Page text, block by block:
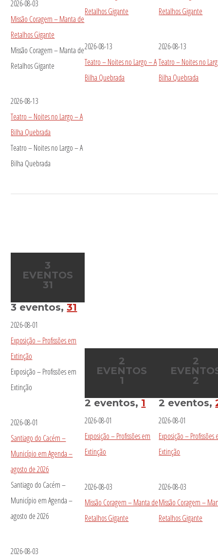
2026-08-03
Missão Coragem – Manta de
Retalhos Gigante
Missão Coragem – Manta de
Retalhos Gigante
2026-08-13
Teatro – Noites no Largo – A
Bilha Quebrada
Teatro – Noites no Largo – A
Bilha Quebrada
Retalhos Gigante
2026-08-13
Teatro – Noites no Largo – A
Bilha Quebrada
Retalhos Gigante
2026-08-13
Teatro – Noites no
Bilha Quebrada
3
EVENTOS
31
3 eventos,31
2026-08-01
Exposição – Profissões em
Extinção
Exposição – Profissões em
Extinção
2026-08-01
Santiago do Cacém –
Município em Agenda –
agosto de 2026
Santiago do Cacém –
Município em Agenda –
agosto de 2026
2026-08-03
2
EVENTOS
1
2 eventos, 1
2026-08-01
Exposição – Profissões em
Extinção
2026-08-03
Missão Coragem – Manta de
Retalhos Gigante
2
2
2 eventos,
2026-08-01
Exposição – Profissões
Extinção
2026-08-03
Missão Coragem –
Retalhos Gigante